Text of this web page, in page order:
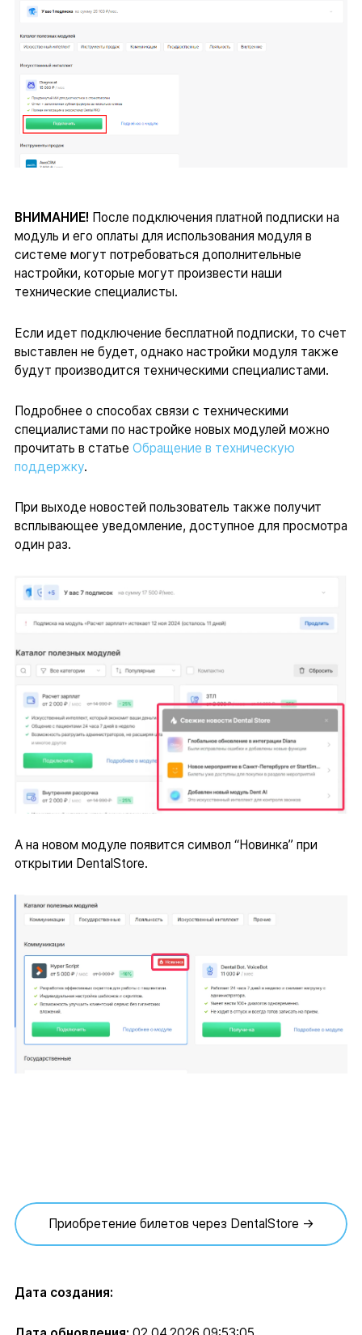
ВНИМАНИЕ! После подключения платной подписки на
модуль и его оплаты для использования модуля в
системе могут потребоваться дополнительные
настройки, которые могут произвести наши
технические специалисты.
Если идет подключение бесплатной подписки, то счет
выставлен не будет, однако настройки модуля также
будут производится техническими специалистами.
Подробнее о способах связи с техническими
специалистами по настройке новых модулей можно
прочитать в статье Обращение в техническую
поддержку.
При выходе новостей пользователь также получит
всплывающее уведомление, доступное для просмотра
один раз.
А на новом модуле появится символ “Новинка” при
открытии DentalStore.
Приобретение билетов через DentalStore →
Дата создания: